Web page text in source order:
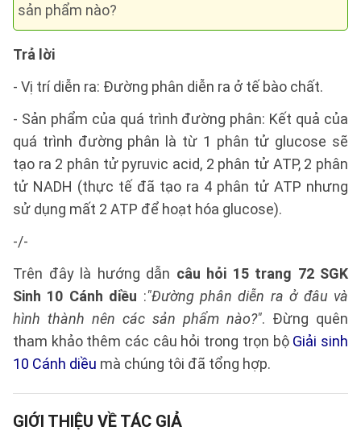
sản phẩm nào?
Trả lời
- Vị trí diễn ra: Đường phân diễn ra ở tế bào chất.
- Sản phẩm của quá trình đường phân: Kết quả của
quá trình đường phân là từ 1 phân tử glucose sẽ
tạo ra 2 phân tử pyruvic acid, 2 phân tử ATP, 2 phân
tử NADH (thực tế đã tạo ra 4 phân tử ATP nhưng
sử dụng mất 2 ATP để hoạt hóa glucose).
-/-
Trên đây là hướng dẫn câu hỏi 15 trang 72 SGK
Sinh 10 Cánh diều :"Đường phân diễn ra ở đâu và
hình thành nên các sản phẩm nào?". Đừng quên
tham khảo thêm các câu hỏi trong trọn bộ Giải sinh
10 Cánh diều mà chúng tôi đã tổng hợp.
GIỚI THIỆU VỀ TÁC GIẢ